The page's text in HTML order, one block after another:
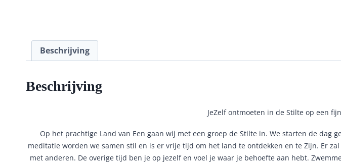
Beschrijving
Beschrijving
JeZelf ontmoeten in de Stilte op een
Op het prachtige Land van Een gaan wij met een groep de Stilte in. We starten de
meditatie worden we samen stil en is er vrije tijd om het land te ontdekken en te Zijn. Er
met anderen. De overige tijd ben je op jezelf en voel je waar je behoefte aan hebt.